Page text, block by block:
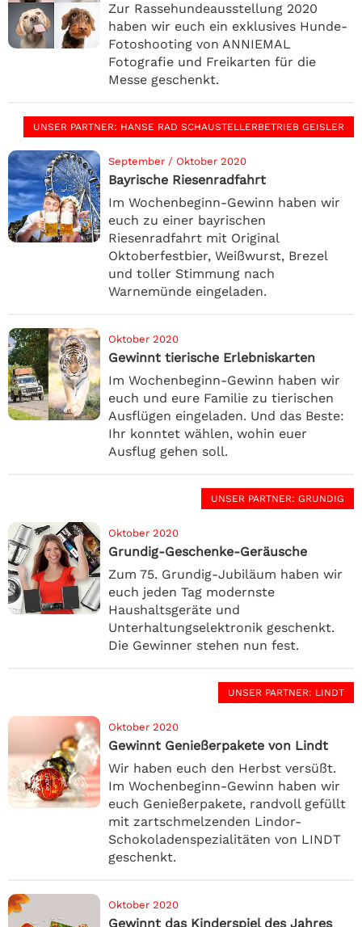
Zur Rassehundeausstellung 2020
haben wir euch ein exklusives Hunde-
Fotoshooting von ANNIEMAL
Fotografie und Freikarten für die
Messe geschenkt.
UNSER PARTNER: HANSE RAD SCHAUSTELLERBETRIEB GEISLER
September / Oktober 2020
Bayrische Riesenradfahrt
Im Wochenbeginn-Gewinn haben wir
euch zu einer bayrischen
Riesenradfahrt mit Original
Oktoberfestbier, Weißwurst, Brezel
und toller Stimmung nach
Warnemünde eingeladen.
Oktober 2020
Gewinnt tierische Erlebniskarten
Im Wochenbeginn-Gewinn haben wir
euch und eure Familie zu tierischen
Ausflügen eingeladen. Und das Beste:
Ihr konntet wählen, wohin euer
Ausflug gehen soll.
UNSER PARTNER: GRUNDIG
Oktober 2020
Grundig-Geschenke-Geräusche
Zum 75. Grundig-Jubiläum haben wir
euch jeden Tag modernste
Haushaltsgeräte und
Unterhaltungselektronik geschenkt.
Die Gewinner stehen nun fest.
UNSER PARTNER: LINDT
Oktober 2020
Gewinnt Genießerpakete von Lindt
Wir haben euch den Herbst versüßt.
Im Wochenbeginn-Gewinn haben wir
euch Genießerpakete, randvoll gefüllt
mit zartschmelzenden Lindor-
Schokoladenspezialitäten von LINDT
geschenkt.
Oktober 2020
Gewinnt das Kinderspiel des Jahres